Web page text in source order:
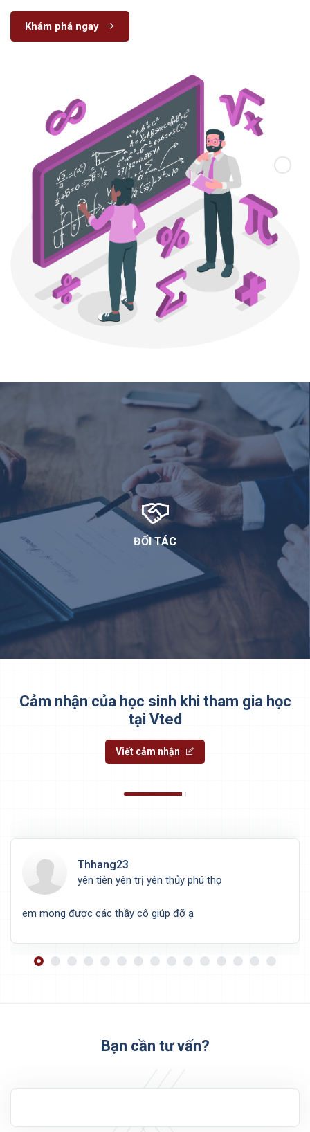
Khám phá ngay
ĐỐI TÁC
Cảm nhận của học sinh khi tham gia học
tại Vted
Viết cảm nhận
Thhang23
yên tiên yên trị yên thủy phú thọ
em mong được các thầy cô giúp đỡ ạ
Bạn cần tư vấn?